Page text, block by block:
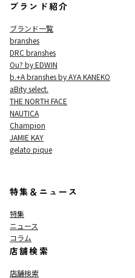
ブランド紹介
ブランド一覧
branshes
DRC branshes
Ou? by EDWIN
b.+A branshes by AYA KANEKO
aBity select.
THE NORTH FACE
NAUTICA
Champion
JAMIE KAY
gelato pique
特集＆ニュース
特集
ニュース
コラム
店舗検索
店舗検索